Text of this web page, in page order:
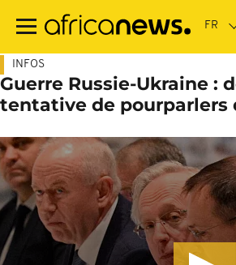
contenu
INFOS
Guerre Russie-Ukraine :
tentative de pourparlers